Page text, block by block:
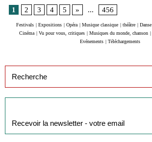
1
2 3 4 5 » ... 456
Festivals Expositions Opéra Musique classique théâtre Danse
Cinéma
Vu pour vous, critiques Musiques du monde, chanson
Evénements
Téléchargements